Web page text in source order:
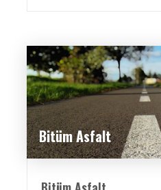
Bitüm Asfalt